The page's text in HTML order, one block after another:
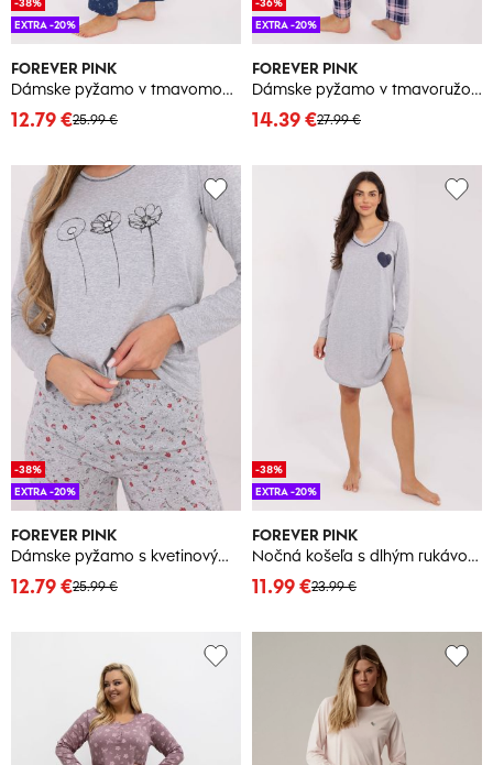
FOREVER PINK
Dámske pyžamo v tmavomodrej farbe
25.99 €
12.79 €
-38%
EXTRA -20%
FOREVER PINK
Dámske pyžamo v tmavoružovej farbe
27.99 €
14.39 €
-36%
EXTRA -20%
FOREVER PINK
Dámske pyžamo s kvetinovým vzorom
25.99 €
12.79 €
-38%
EXTRA -20%
FOREVER PINK
Nočná košeľa s dlhým rukávom a srdiečkom
23.99 €
11.99 €
-38%
EXTRA -20%